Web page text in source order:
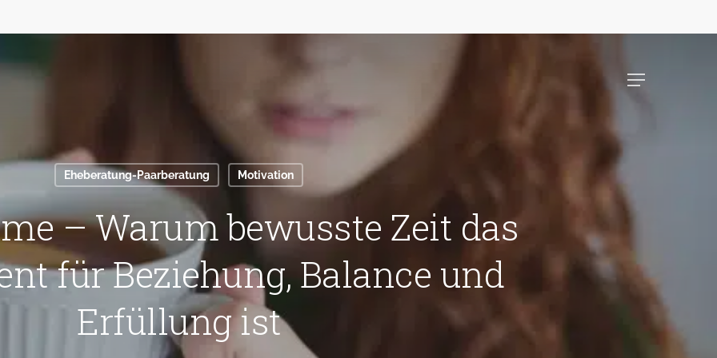
Menu
Eheberatung-Paarberatung Motivation
– Warum bewusste Zeit das
für Beziehung, Balance und
Erfüllung ist